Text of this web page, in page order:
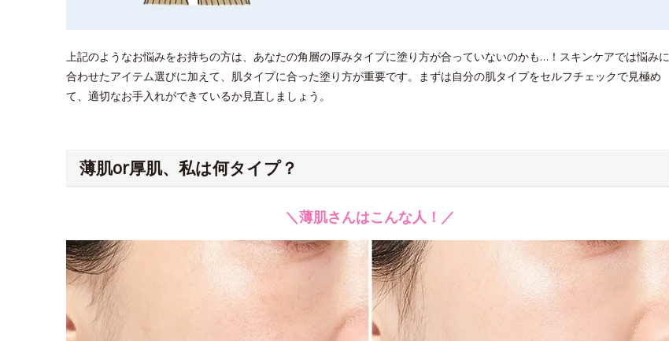
上記のようなお悩みをお持ちの方は、あなたの角層の厚みタイプに塗り方が合っていないのかも…！スキンケアでは悩みに
合わせたアイテム選びに加えて、肌タイプに合った塗り方が重要です。まずは自分の肌タイプをセルフチェックで見極め
て、適切なお手入れができているか見直しましょう。
薄肌or厚肌、私は何タイプ？
＼薄肌さんはこんな人！／